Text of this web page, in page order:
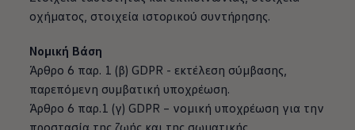
οχήματος, στοιχεία ιστορικού συντήρησης.
Νομική Βάση
Άρθρο 6 παρ. 1 (β) GDPR - εκτέλεση σύμβασης,
παρεπόμενη συμβατική υποχρέωση.
Άρθρο 6 παρ.1 (γ) GDPR – νομική υποχρέωση για την
προστασία της ζωής και της σωματικής